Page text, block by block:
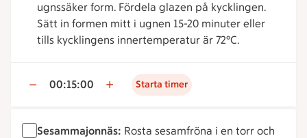
ugnssäker form. Fördela glazen på kycklingen.
Sätt in formen mitt i ugnen 15-20 minuter eller
tills kycklingens innertemperatur är 72°C.
00:15:00 Starta timer
Sesammajonnäs: Rosta sesamfröna i en torr och